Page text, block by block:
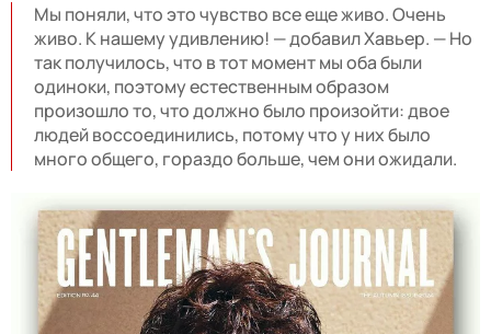
Мы поняли, что это чувство все еще живо. Очень
живо. К нашему удивлению! — добавил Хавьер. — Но
так получилось, что в тот момент мы оба были
одиноки, поэтому естественным образом
произошло то, что должно было произойти: двое
людей воссоединились, потому что у них было
много общего, гораздо больше, чем они ожидали.